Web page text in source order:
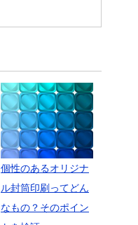
個性のあるオリジナ
ル封筒印刷ってどん
なもの？そのポイン